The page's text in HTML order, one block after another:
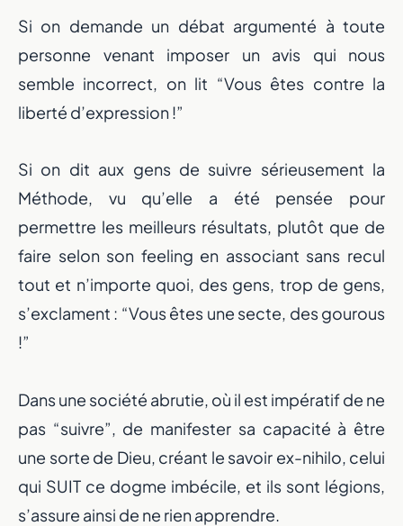
Si on demande un débat argumenté à toute
personne venant imposer un avis qui nous
semble incorrect, on lit “Vous êtes contre la
liberté d’expression !”
Si on dit aux gens de suivre sérieusement la
Méthode, vu qu’elle a été pensée pour
permettre les meilleurs résultats, plutôt que de
faire selon son feeling en associant sans recul
tout et n’importe quoi, des gens, trop de gens,
s’exclament : “Vous êtes une secte, des gourous
!”
Dans une société abrutie, où il est impératif de ne
pas “suivre”, de manifester sa capacité à être
une sorte de Dieu, créant le savoir ex-nihilo, celui
qui SUIT ce dogme imbécile, et ils sont légions,
s’assure ainsi de ne rien apprendre.